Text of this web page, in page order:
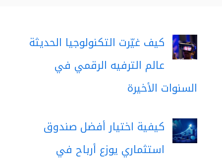
كيف غيّرت التكنولوجيا الحديثة
عالم الترفيه الرقمي في
السنوات الأخيرة
كيفية اختيار أفضل صندوق
استثماري يوزع أرباح في